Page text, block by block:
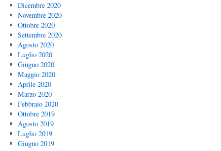
Dicembre 2020
Novembre 2020
Ottobre 2020
Settembre 2020
Agosto 2020
Luglio 2020
Giugno 2020
Maggio 2020
Aprile 2020
Marzo 2020
Febbraio 2020
Ottobre 2019
Agosto 2019
Luglio 2019
Giugno 2019